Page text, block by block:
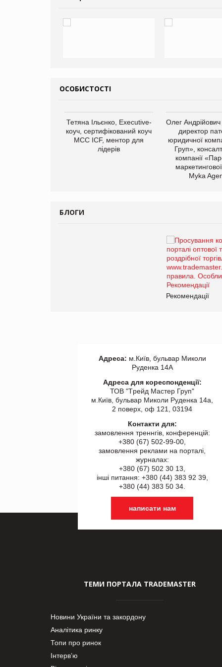
ОСОБИСТОСТІ
Тетяна Ільєнко, Executive-
коуч, сертифікований коуч
МСС ICF, ментор для
лідерів
Олег
директор
юридичної
Груп»,
компанії
маркетингової
Myka
БЛОГИ
Рекомендації
Адреса: м.Київ, бульвар Миколи
Руденка 14А
Адреса для кореспонденції:
ТОВ "Tрейд Мастер Груп"
м.Київ, бульвар Миколи Руденка 14а,
2 поверх, оф 121, 03194
Контакти для:
замовлення треннгів, конференцій:
+380 (67) 502-99-00,
замовлення реклами на порталі,
журналах:
+380 (67) 502 30 13,
інші питання: +380 (44) 383 92 39,
+380 (44) 383 50 34.
написати нам
ТЕМИ ПОРТАЛА TRADEMASTER
Новини України та закордону
Аналітика ринку
Топи про ринок
Інтерв’ю